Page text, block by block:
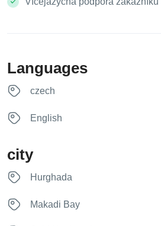
Languages
czech
English
city
Hurghada
Makadi Bay